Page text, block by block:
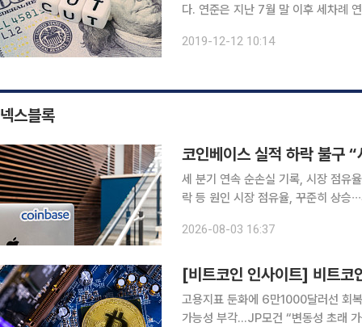
다. 연준은 지난 7월 말 이후 세차례
유지하기로 했다고 11일(현지시간) 밝
2019-12-12 10:14
넥스블록
코인베이스 실적 하락 불구
세 분기 연속 순손실 기록, 시장 점유
락 등 원인 시장 점유율, 꾸준히 상승
증가했다며 낙관적인 태도다. 투자업
2026-08-03 16:37
고용지표 둔화에 6만1000달러선 회
가능성 부각…JP모건 “변동성 초래